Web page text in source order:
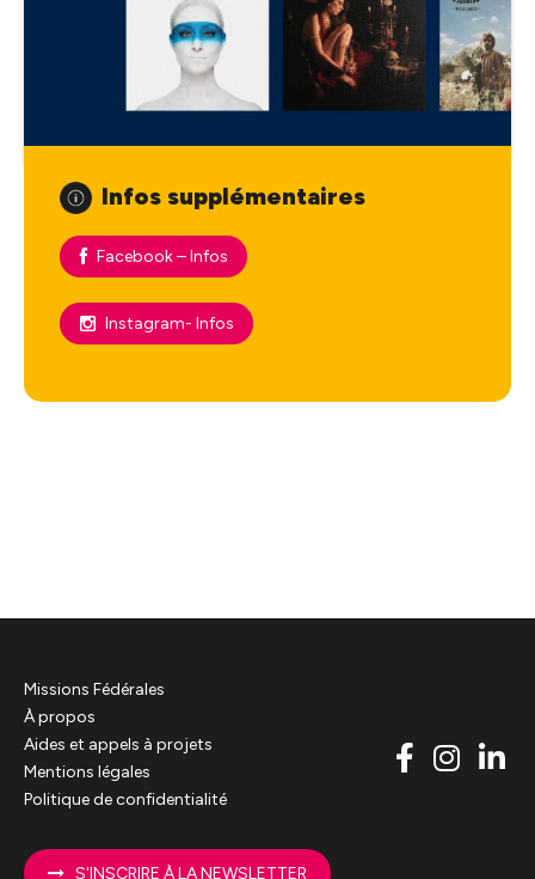
Infos supplémentaires
Facebook – Infos
Instagram- Infos
Missions Fédérales
À propos
Aides et appels à projets
Mentions légales
Politique de confidentialité
S'INSCRIRE À LA NEWSLETTER